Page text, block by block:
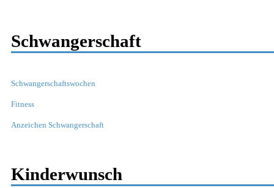
Schwangerschaft
Schwangerschaftswochen
Fitness
Anzeichen Schwangerschaft
Kinderwunsch